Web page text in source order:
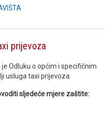
prijevoza
Odluku o općim i specifičnim
usluga taxi prijevoza.
sljedeće mjere zaštite: